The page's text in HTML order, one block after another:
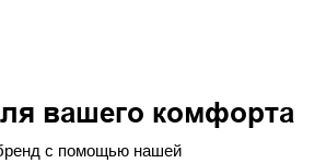
вашего комфорта
с помощью нашей